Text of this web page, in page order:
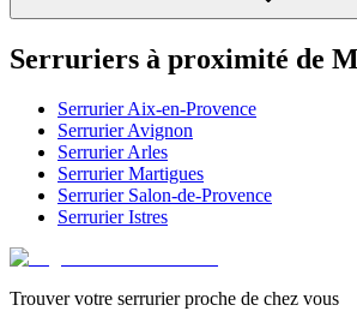
Serruriers à proximité de
SerrurierAix-en-Provence
SerrurierAvignon
SerrurierArles
SerrurierMartigues
Serrurier Salon-de-Provence
SerrurierIstres
Trouver votre serrurier proche de chez vous